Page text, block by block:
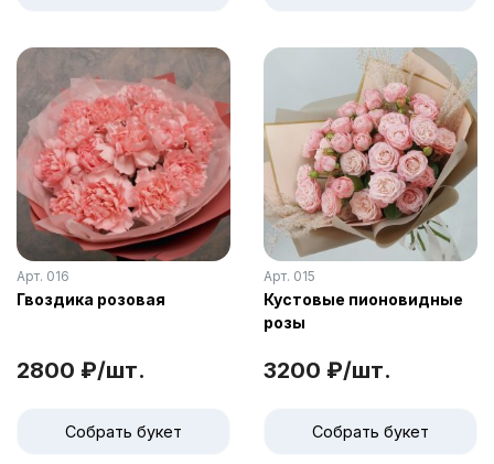
Арт. 016
Гвоздика розовая
2800 ₽/шт.
Собрать букет
Арт. 015
Кустовые пионовидные
розы
3200 ₽/шт.
Собрать букет